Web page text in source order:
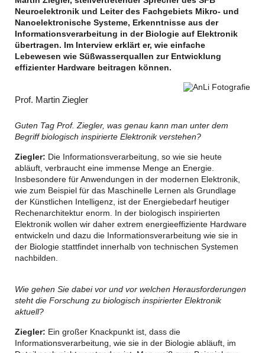
Neuroelektronik und Leiter des Fachgebiets Mikro- und
Nanoelektronische Systeme, Erkenntnisse aus der
Informationsverarbeitung in der Biologie auf Elektronik
übertragen. Im Interview erklärt er, wie einfache
Lebewesen wie Süßwasserquallen zur Entwicklung
effizienter Hardware beitragen können.
Prof. Martin Ziegler
Guten Tag Prof. Ziegler, was genau kann man unter dem
Begriff biologisch inspirierte Elektronik verstehen?
Ziegler: Die Informationsverarbeitung, so wie sie heute
abläuft, verbraucht eine immense Menge an Energie.
Insbesondere für Anwendungen in der modernen Elektronik,
wie zum Beispiel für das Maschinelle Lernen als Grundlage
der Künstlichen Intelligenz, ist der Energiebedarf heutiger
Rechenarchitektur enorm. In der biologisch inspirierten
Elektronik wollen wir daher extrem energieeffiziente Hardware
entwickeln und dazu die Informationsverarbeitung wie sie in
der Biologie stattfindet innerhalb von technischen Systemen
nachbilden.
Wie gehen Sie dabei vor und vor welchen Herausforderungen
steht die Forschung zu biologisch inspirierter Elektronik
aktuell?
Ziegler: Ein großer Knackpunkt ist, dass die
Informationsverarbeitung, wie sie in der Biologie abläuft, im